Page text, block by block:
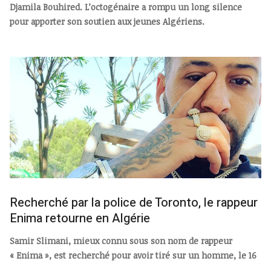
Djamila Bouhired. L’octogénaire a rompu un long silence
pour apporter son soutien aux jeunes Algériens.
Recherché par la police de Toronto, le rappeur
Enima retourne en Algérie
Samir Slimani, mieux connu sous son nom de rappeur
« Enima », est recherché pour avoir tiré sur un homme, le 16